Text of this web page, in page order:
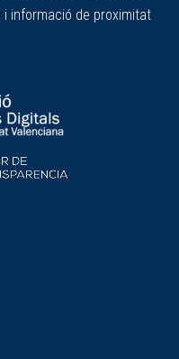
informació de proximitat